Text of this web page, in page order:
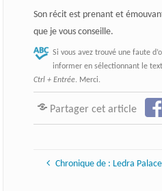
Son récit est prenant et
que je vous conseille.
Si vous avez trouvé une faute
informer en sélectionnant le
Ctrl + Entrée. Merci.
Partager cet article
Chronique de : Ledra